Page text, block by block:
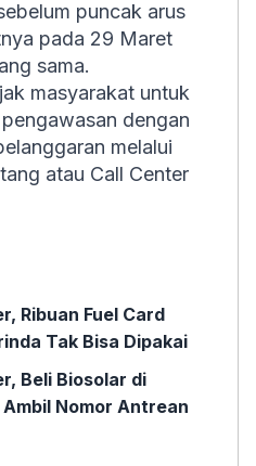
puncak arus
pada 29 Maret
sama.
masyarakat untuk
dengan
melalui
atau Call Center
Ribuan Fuel Card
Tak Bisa Dipakai
Beli Biosolar di
Nomor Antrean